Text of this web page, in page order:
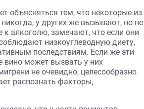
объясняться тем, что некоторые из
у других же вызывают, но не
к алкоголю, замечают, что если они
низкоуглеводную диету,
последствиям. Если же эти
вино может вызвать у них
не очевидно, целесообразно
распознать факторы,